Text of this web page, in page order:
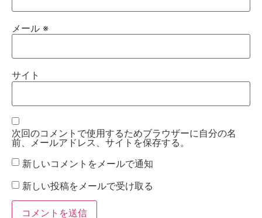
メール ※
サイト
次回のコメントで使用するためブラウザーに自分の名
前、メールアドレス、サイトを保存する。
新しいコメントをメールで通知
新しい投稿をメールで受け取る